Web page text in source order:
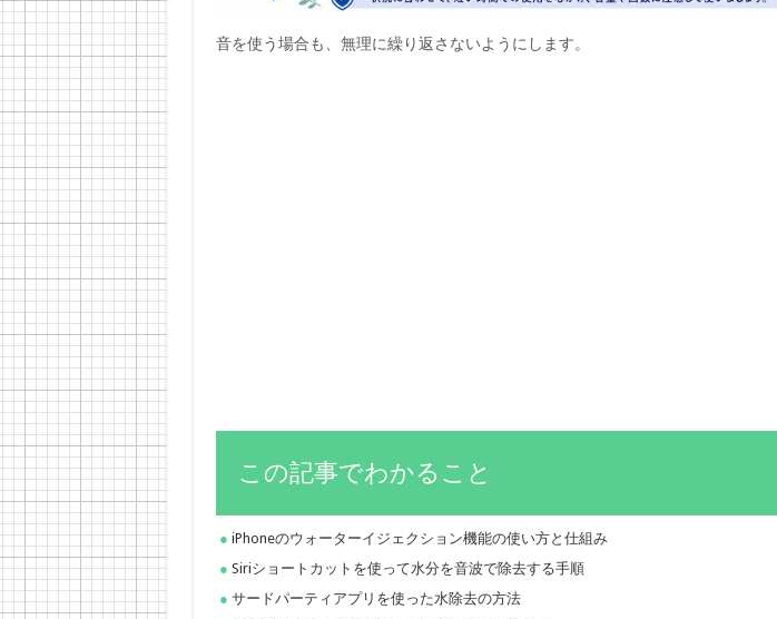
音を使う場合も、無理に繰り返さないようにします。
この記事でわかること
iPhoneのウォーターイジェクション機能の使い方と仕組み
Siriショートカットを使って水分を音波で除去する手順
サードパーティアプリを使った水除去の方法